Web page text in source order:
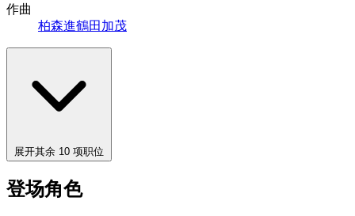
作曲
柏森進鶴田加茂
展开其余 10 项职位
登场角色